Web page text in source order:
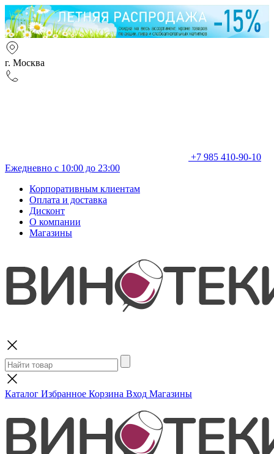
г. Москва
+7 985 410-90-10
Ежедневно с 10:00 до 23:00
Корпоративным клиентам
Оплата и доставка
Дисконт
О компании
Магазины
Каталог Избранное Корзина Вход Магазины